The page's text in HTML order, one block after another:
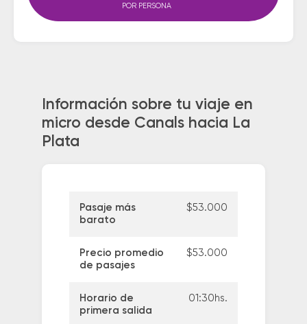
POR PERSONA
Información sobre tu viaje en
micro desde Canals hacia La
Plata
Pasaje más
barato
$53.000
Precio promedio
de pasajes
$53.000
Horario de
primera salida
01:30hs.